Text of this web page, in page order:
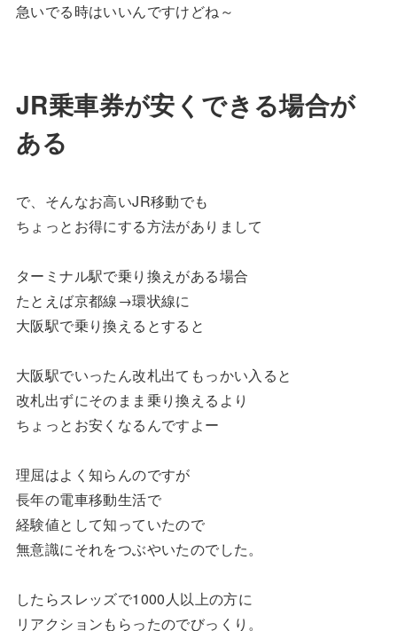
急いでる時はいいんですけどね～
JR乗車券が安くできる場合が
ある
で、そんなお高いJR移動でも
ちょっとお得にする方法がありまして
ターミナル駅で乗り換えがある場合
たとえば京都線→環状線に
大阪駅で乗り換えるとすると
大阪駅でいったん改札出てもっかい入ると
改札出ずにそのまま乗り換えるより
ちょっとお安くなるんですよー
理屈はよく知らんのですが
長年の電車移動生活で
経験値として知っていたので
無意識にそれをつぶやいたのでした。
したらスレッズで1000人以上の方に
リアクションもらったのでびっくり。